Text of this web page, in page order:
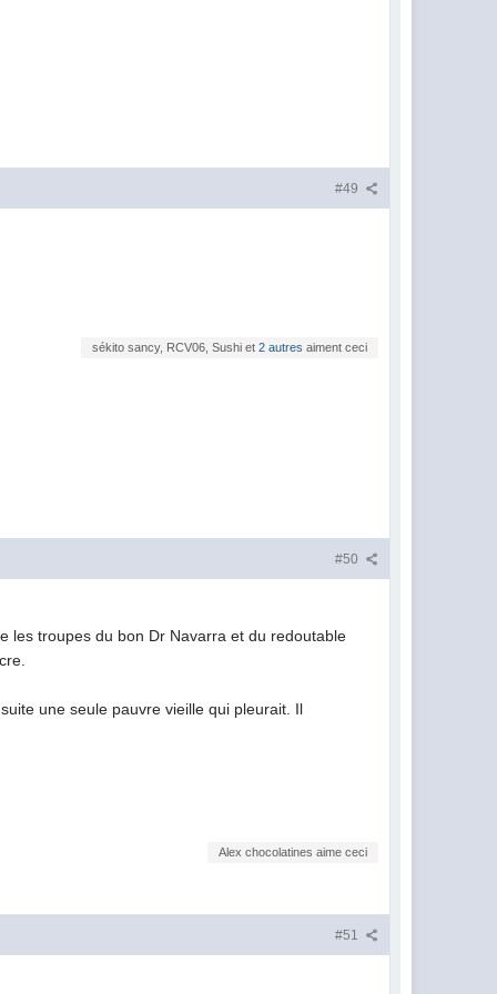
#49
sékito sancy, RCV06, Sushi et 2 autres aiment ceci
#50
les troupes du bon Dr Navarra et du redoutable
une seule pauvre vieille qui pleurait. Il
Alex chocolatines aime ceci
#51